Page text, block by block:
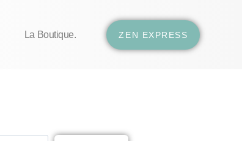
La Boutique. ZEN EXPRESS